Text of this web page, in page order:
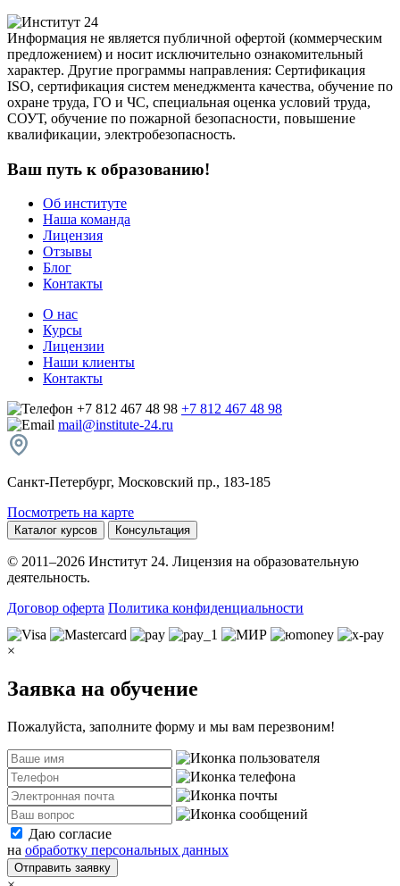
Информация не является публичной офертой (коммерческим
предложением) и носит исключительно ознакомительный
характер. Другие программы направления: Сертификация
ISO, сертификация систем менеджмента качества, обучение по
охране труда, ГО и ЧС, специальная оценка условий труда,
СОУТ, обучение по пожарной безопасности, повышение
квалификации, электробезопасность.
Ваш путь к образованию!
Об институте
Наша команда
Лицензия
Отзывы
Блог
Контакты
О нас
Курсы
Лицензии
Наши клиенты
Контакты
+7 812 467 48 98 +7 812 467 48 98
mail@institute-24.ru
Санкт-Петербург, Московский пр., 183-185
Посмотреть на карте
Каталог курсов Консультация
© 2011–2026 Институт 24. Лицензия на образовательную
деятельность.
Договор оферта Политика конфиденциальности
×
Заявка на обучение
Пожалуйста, заполните форму и мы вам перезвоним!
Даю согласие
на обработку персональных данных
Отправить заявку